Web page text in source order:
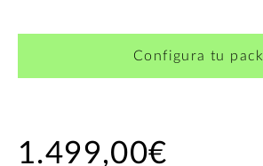
Configura tu pack
1.499,00€